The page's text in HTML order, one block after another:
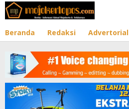
Lewati
ke
Beranda Redaksi Advertorial